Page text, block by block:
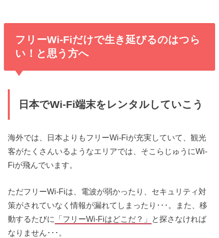
フリーWi-Fiだけで生き延びるのはつら
い！と思う方へ
日本でWi-Fi端末をレンタルしていこう
海外では、日本よりもフリーWi-Fiが充実していて、観光
客がたくさんいるようなエリアでは、そこらじゅうにWi-
Fiが飛んでいます。
ただフリーWi-Fiは、電波が弱かったり、セキュリティ対
策がされていなく情報が漏れてしまったり･･･。また、移
動するたびに
「フリーWi-Fiはどこだ？」 と探さなければ
なりません･･･。